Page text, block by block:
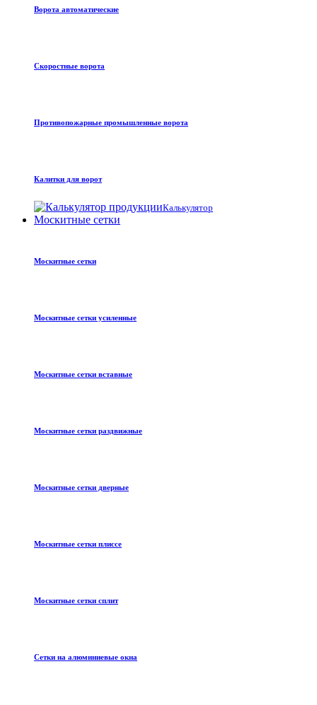
Ворота автоматические
Скоростные ворота
Противопожарные промышленные ворота
Калитки для ворот
Калькулятор
Москитные сетки
Москитные сетки
Москитные сетки усиленные
Москитные сетки вставные
Москитные сетки раздвижные
Москитные сетки дверные
Москитные сетки плиссе
Москитные сетки сплит
Сетки на алюминиевые окна